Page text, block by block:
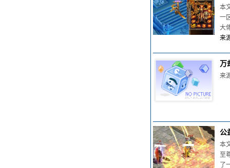
本
一
大
来
万
来
公
本
至
了